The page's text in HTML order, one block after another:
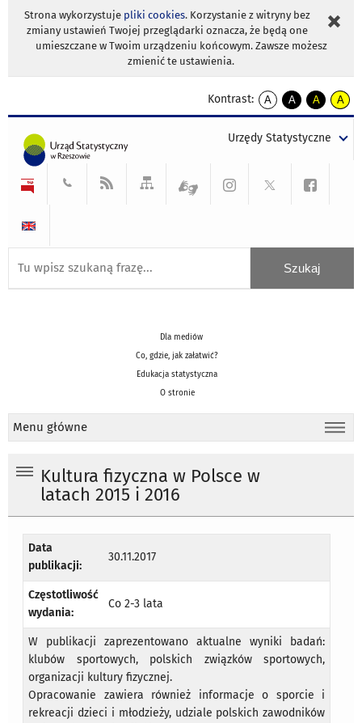
Strona wykorzystuje pliki cookies. Korzystanie z witryny bez
zmiany ustawień Twojej przeglądarki oznacza, że będą one
umieszczane w Twoim urządzeniu końcowym. Zawsze możesz
zmienić te ustawienia.
Kontrast:
A
kontrast
A
kontrast
tekst
czarnym
A
kontrast
tekst
czarnym
A
tekst
żółtym
Urzędy Statystyczne
Dla mediów
Co, gdzie, jak załatwić?
Edukacja statystyczna
O stronie
Menu główne
Kultura fizyczna w Polsce w
latach 2015 i 2016
Data
publikacji:
30.11.2017
Częstotliwość
wydania:
Co 2-3 lata
W publikacji zaprezentowano aktualne wyniki badań:
klubów sportowych, polskich związków sportowych,
organizacji kultury fizycznej.
Opracowanie zawiera również informacje o sporcie i
rekreacji dzieci i młodzieży, udziale polskich zawodników